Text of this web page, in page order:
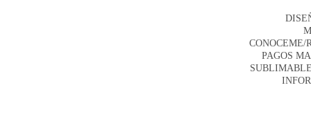
CONOCEME/
PAGOS